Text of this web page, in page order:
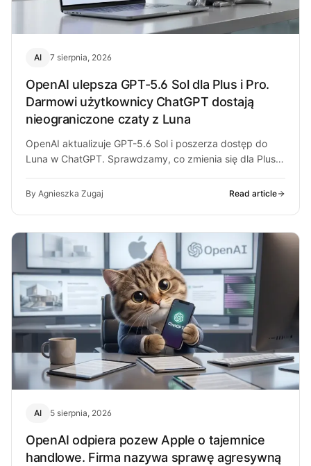
AI 7 sierpnia, 2026
OpenAI ulepsza GPT-5.6 Sol dla Plus i Pro.
Darmowi użytkownicy ChatGPT dostają
nieograniczone czaty z Luna
OpenAI aktualizuje GPT-5.6 Sol i poszerza dostęp do
Luna w ChatGPT. Sprawdzamy, co zmienia się dla Plus,
By Agnieszka Zugaj Read article
AI 5 sierpnia, 2026
OpenAI odpiera pozew Apple o tajemnice
handlowe. Firma nazywa sprawę agresywną